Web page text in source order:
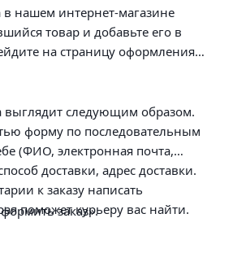
в нашем интернет-магазине
товар и добавьте его в
на страницу оформления
выглядит следующим образом.
форму по последовательным
(ФИО, электронная почта,
доставки, адрес доставки.
к заказу написать
поможет курьеру вас найти.
заказ».